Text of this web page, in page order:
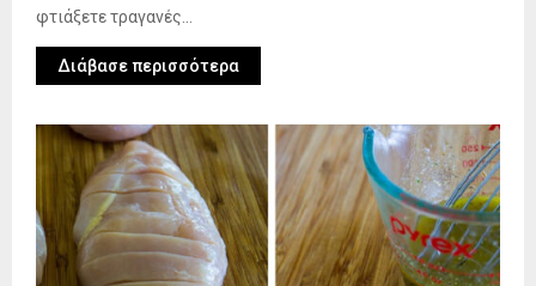
φτιάξετε τραγανές...
Διάβασε περισσότερα